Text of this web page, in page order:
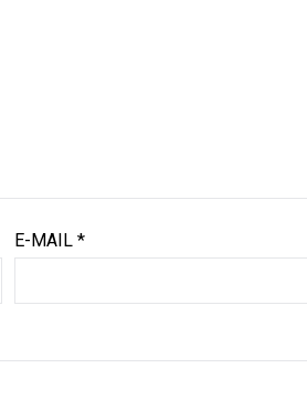
E-MAIL *